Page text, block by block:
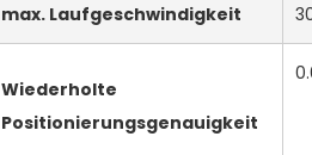
max. Laufgeschwindigkeit
Wiederholte
Positionierungsgenauigkeit